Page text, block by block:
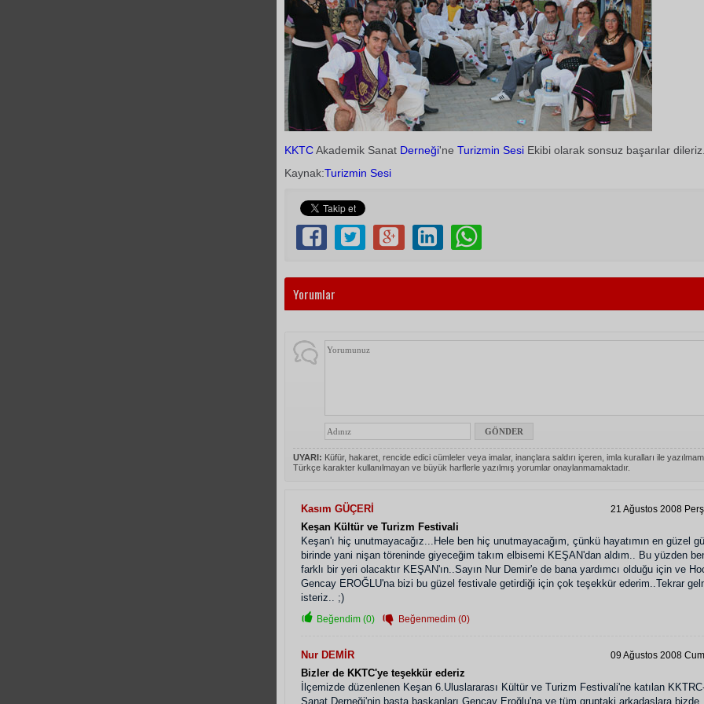
KKTCAkademik Sanat Derneği'ne Turizmin Sesi Ekibi olarak sonsuz başarılar
Kaynak:Turizmin Sesi
Yorumlar
UYARI: Küfür, hakaret, rencide edici cümleler veya imalar, inançlara saldırı içeren, imla kuralları ile
Türkçe karakter kullanılmayan ve büyük harflerle yazılmış yorumlar onaylanmamaktadır.
Kasım GÜÇERİ 21 Ağustos 2008
Keşan Kültür ve Turizm Festivali
Keşan'ı hiç unutmayacağız...Hele ben hiç unutmayacağım, çünkü hayatımın en güzel
birinde yani nişan töreninde giyeceğim takım elbisemi KEŞAN'dan aldım.. Bu yüzden
farklı bir yeri olacaktır KEŞAN'ın..Sayın Nur Demir'e de bana yardımcı olduğu için ve
Gencay EROĞLU'na bizi bu güzel festivale getirdiği için çok teşekkür ederim..Tekrar
isteriz.. ;)
Beğendim (0) Beğenmedim (0)
Nur DEMİR 09 Ağustos 2008
Bizler de KKTC'ye teşekkür ederiz
İlçemizde düzenlenen Keşan 6.Uluslararası Kültür ve Turizm Festivali'ne katılan
Sanat Derneği'nin başta başkanları Gencay Eroğlu'na ve tüm gruptaki arkadaşlara bizde